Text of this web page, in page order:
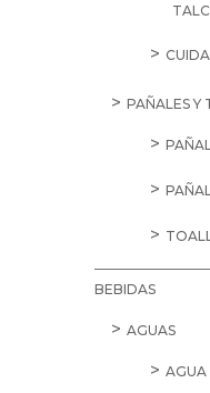
PAÑALES Y
BEBIDAS
AGUAS
AGUA